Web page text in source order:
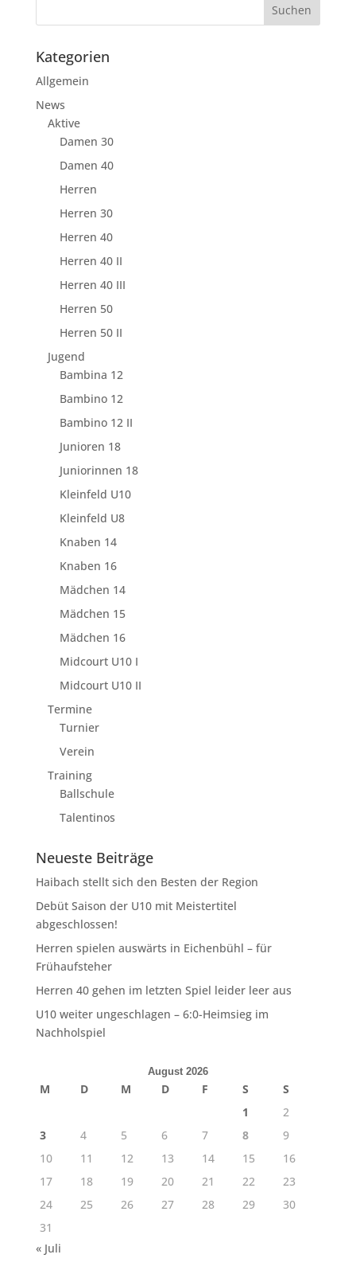
Kategorien
Allgemein
News
Aktive
Damen 30
Damen 40
Herren
Herren 30
Herren 40
Herren 40 II
Herren 40 III
Herren 50
Herren 50 II
Jugend
Bambina 12
Bambino 12
Bambino 12 II
Junioren 18
Juniorinnen 18
Kleinfeld U10
Kleinfeld U8
Knaben 14
Knaben 16
Mädchen 14
Mädchen 15
Mädchen 16
Midcourt U10 I
Midcourt U10 II
Termine
Turnier
Verein
Training
Ballschule
Talentinos
Neueste Beiträge
Haibach stellt sich den Besten der Region
Debüt Saison der U10 mit Meistertitel
abgeschlossen!
Herren spielen auswärts in Eichenbühl – für
Frühaufsteher
Herren 40 gehen im letzten Spiel leider leer aus
U10 weiter ungeschlagen – 6:0-Heimsieg im
Nachholspiel
August 2026
M D M D F S
S
1
2
3
4 5 6 7 8
9
10
11 12 13 14 15
16
17
18 19 20 21 22
23
24
25 26 27 28 29
30
31
« Juli